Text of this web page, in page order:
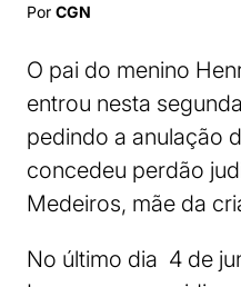
Por CGN
O pai do menino
entrou nesta
pedindo a anulação
concedeu perdão
Medeiros, mãe da
No último dia 4 de